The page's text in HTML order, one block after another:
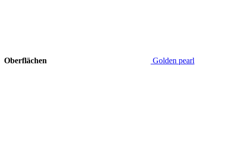
Oberflächen Golden pearl